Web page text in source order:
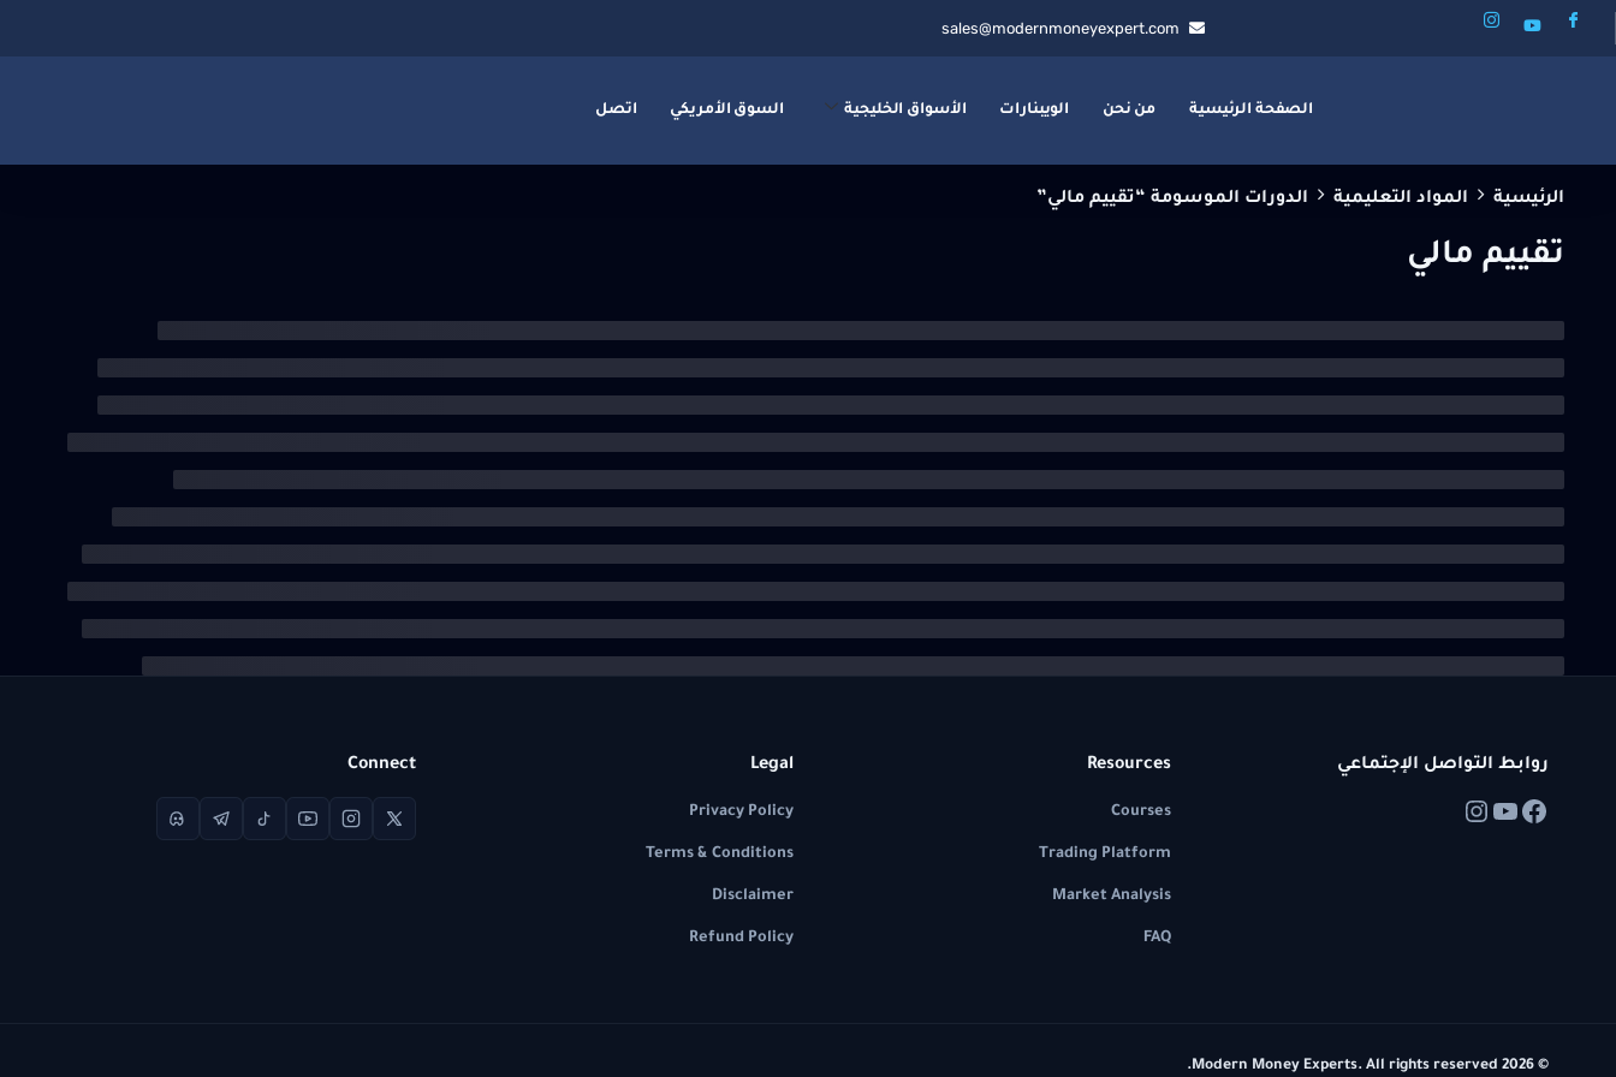
sales@modernmoneyexpert.com
الصفحة الرئيسية من نحن الويبنارات الأسواق الخليجية السوق الأمريكي اتصل
الرئيسية المواد التعليمية الدورات الموسومة “تقييم مالي”
تقييم مالي
روابط التواصل الإجتماعي Resources
Courses
Trading Platform
Market Analysis
FAQ
Legal
Privacy Policy
Terms & Conditions
Disclaimer
Refund Policy
Connect
© 2026 Modern Money Experts. All rights reserved.